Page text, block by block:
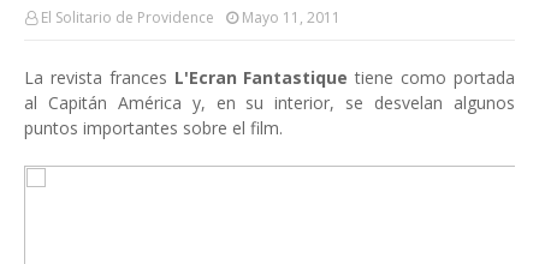
El Solitario de Providence Mayo 11, 2011
La revista frances L'Ecran Fantastiquetiene como portada
al Capitán América y, en su interior, se desvelan algunos
puntos importantes sobre el film.